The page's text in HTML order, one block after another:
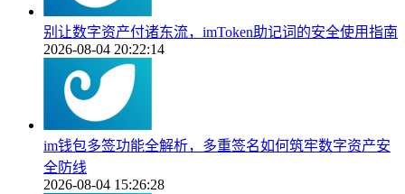
别让数字资产付诸东流，imToken助记词的安全使用指南
2026-08-04 20:22:14
im钱包多签功能全解析，多重签名如何筑牢数字资产安
全防线
2026-08-04 15:26:28